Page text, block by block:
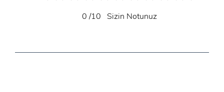
0/10 Sizin Notunuz